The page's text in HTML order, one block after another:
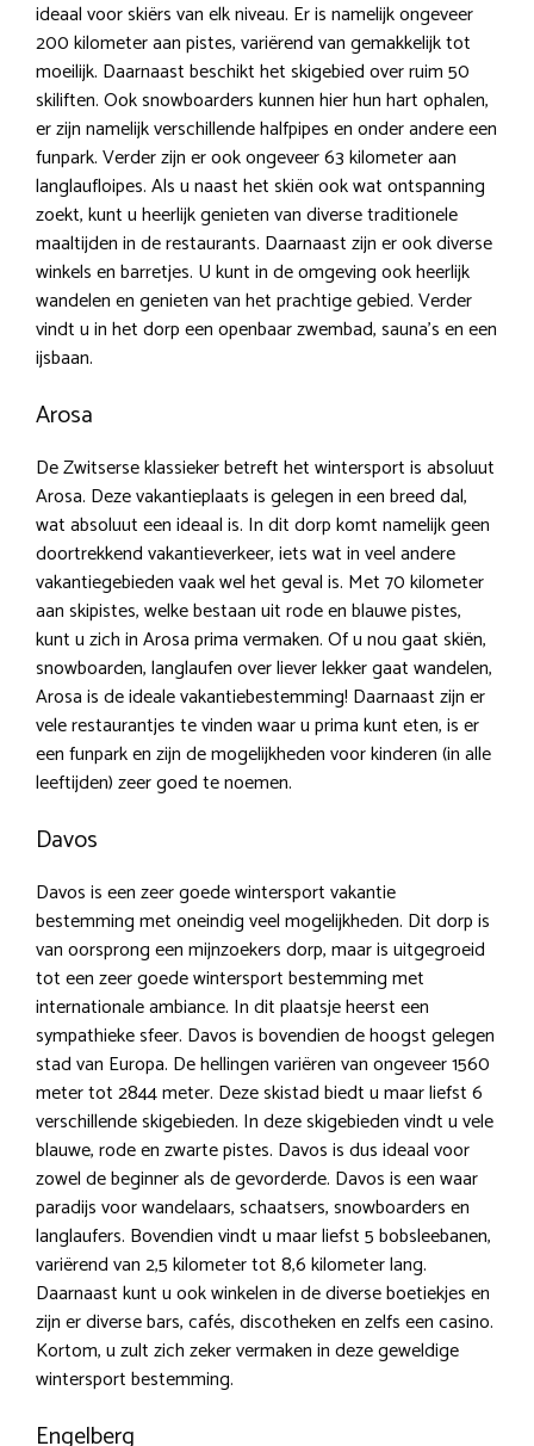
ideaal voor skiërs van elk niveau. Er is namelijk ongeveer
200 kilometer aan pistes, variërend van gemakkelijk tot
moeilijk. Daarnaast beschikt het skigebied over ruim 50
skiliften. Ook snowboarders kunnen hier hun hart ophalen,
er zijn namelijk verschillende halfpipes en onder andere een
funpark. Verder zijn er ook ongeveer 63 kilometer aan
langlaufloipes. Als u naast het skiën ook wat ontspanning
zoekt, kunt u heerlijk genieten van diverse traditionele
maaltijden in de restaurants. Daarnaast zijn er ook diverse
winkels en barretjes. U kunt in de omgeving ook heerlijk
wandelen en genieten van het prachtige gebied. Verder
vindt u in het dorp een openbaar zwembad, sauna’s en een
ijsbaan.
Arosa
De Zwitserse klassieker betreft het wintersport is absoluut
Arosa. Deze vakantieplaats is gelegen in een breed dal,
wat absoluut een ideaal is. In dit dorp komt namelijk geen
doortrekkend vakantieverkeer, iets wat in veel andere
vakantiegebieden vaak wel het geval is. Met 70 kilometer
aan skipistes, welke bestaan uit rode en blauwe pistes,
kunt u zich in Arosa prima vermaken. Of u nou gaat skiën,
snowboarden, langlaufen over liever lekker gaat wandelen,
Arosa is de ideale vakantiebestemming! Daarnaast zijn er
vele restaurantjes te vinden waar u prima kunt eten, is er
een funpark en zijn de mogelijkheden voor kinderen (in alle
leeftijden) zeer goed te noemen.
Davos
Davos is een zeer goede wintersport vakantie
bestemming met oneindig veel mogelijkheden. Dit dorp is
van oorsprong een mijnzoekers dorp, maar is uitgegroeid
tot een zeer goede wintersport bestemming met
internationale ambiance. In dit plaatsje heerst een
sympathieke sfeer. Davos is bovendien de hoogst gelegen
stad van Europa. De hellingen variëren van ongeveer 1560
meter tot 2844 meter. Deze skistad biedt u maar liefst 6
verschillende skigebieden. In deze skigebieden vindt u vele
blauwe, rode en zwarte pistes. Davos is dus ideaal voor
zowel de beginner als de gevorderde. Davos is een waar
paradijs voor wandelaars, schaatsers, snowboarders en
langlaufers. Bovendien vindt u maar liefst 5 bobsleebanen,
variërend van 2,5 kilometer tot 8,6 kilometer lang.
Daarnaast kunt u ook winkelen in de diverse boetiekjes en
zijn er diverse bars, cafés, discotheken en zelfs een casino.
Kortom, u zult zich zeker vermaken in deze geweldige
wintersport bestemming.
Engelberg